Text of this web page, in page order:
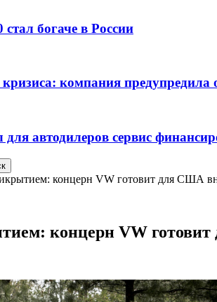
стал богаче в России
компания
для автодилеров сервис
концерн VW готовит для США
концерн VW